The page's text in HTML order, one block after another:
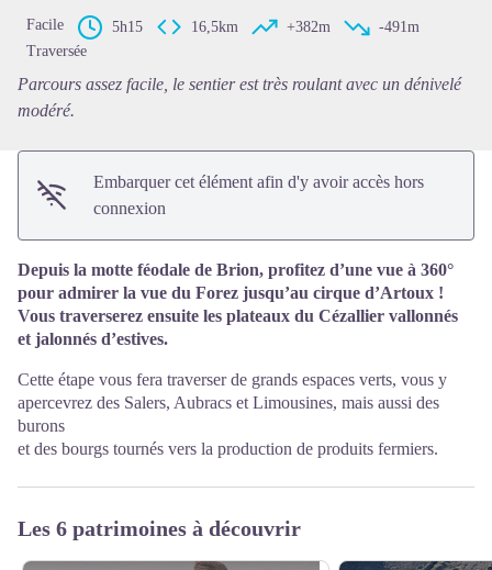
Facile 5h15 16,5km +382m
-491m
Traversée
Parcours assez facile, le sentier est très roulant avec un dénivelé
modéré.
Embarquer cet élément afin d'y avoir accès hors
connexion
Depuis la motte féodale de Brion, profitez d’une vue à 360°
pour admirer la vue du Forez jusqu’au cirque d’Artoux !
Vous traverserez ensuite les plateaux du Cézallier vallonnés
et jalonnés d’estives.
Cette étape vous fera traverser de grands espaces verts, vous y
apercevrez des Salers, Aubracs et Limousines, mais aussi des
burons
et des bourgs tournés vers la production de produits fermiers.
Les 6 patrimoines à découvrir